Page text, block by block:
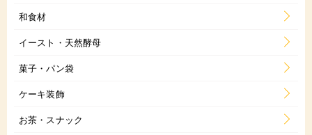
和食材
イースト・天然酵母
菓子・パン袋
ケーキ装飾
お茶・スナック